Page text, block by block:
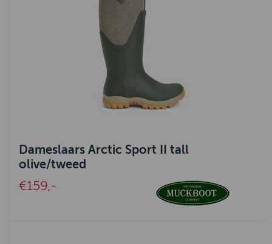
Dameslaars Arctic Sport II tall
olive/tweed
€159,-